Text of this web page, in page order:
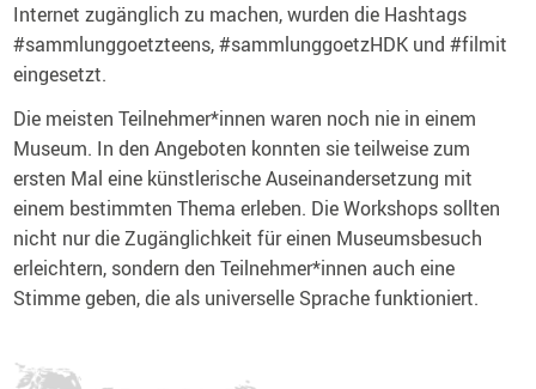
Internet zugänglich zu machen, wurden die Hashtags
#sammlunggoetzteens, #sammlunggoetzHDK und #filmit
eingesetzt.
Die meisten Teilnehmer*innen waren noch nie in einem
Museum. In den Angeboten konnten sie teilweise zum
ersten Mal eine künstlerische Auseinandersetzung mit
einem bestimmten Thema erleben. Die Workshops sollten
nicht nur die Zugänglichkeit für einen Museumsbesuch
erleichtern, sondern den Teilnehmer*innen auch eine
Stimme geben, die als universelle Sprache funktioniert.